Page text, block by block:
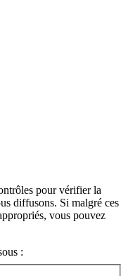
pour vérifier la
diffusons. Si malgré ces
vous pouvez
: